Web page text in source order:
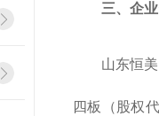
三、企
山东恒
四板（股权